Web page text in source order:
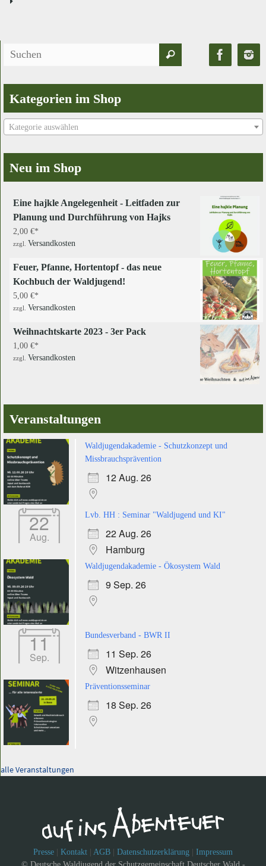
Suchen
Kategorien im Shop
Kategorie auswählen
Neu im Shop
Eine hajkle Angelegenheit - Leitfaden zur
Planung und Durchführung von Hajks
2,00 €
zzgl. Versandkosten
Feuer, Pfanne, Hortentopf - das neue
Kochbuch der Waldjugend!
5,00 €
zzgl. Versandkosten
Weihnachtskarte 2023 - 3er Pack
1,00 €
zzgl. Versandkosten
Veranstaltungen
Waldjugendakademie - Schutzkonzept und
Missbrauchsprävention
12 Aug. 26
22
Aug.
Lvb. HH : Seminar "Waldjugend und KI"
22 Aug. 26
Hamburg
Waldjugendakademie - Ökosystem Wald
9 Sep. 26
11
Sep.
Bundesverband - BWR II
11 Sep. 26
Witzenhausen
Präventionsseminar
18 Sep. 26
alle Veranstaltungen
Presse | Kontakt | AGB | Datenschutzerklärung | Impressum